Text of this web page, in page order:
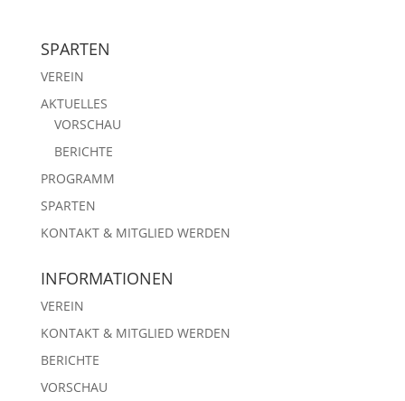
SPARTEN
VEREIN
AKTUELLES
VORSCHAU
BERICHTE
PROGRAMM
SPARTEN
KONTAKT & MITGLIED WERDEN
INFORMATIONEN
VEREIN
KONTAKT & MITGLIED WERDEN
BERICHTE
VORSCHAU